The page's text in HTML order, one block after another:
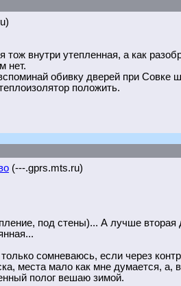
тож внутри утепленная, а как
нет.
обивку дверей при Совке
положить.
(---.gprs.mts.ru)
под стены)... А лучше вторая
сомневаюсь, если через
места мало как мне думается, а,
полог вешаю зимой.